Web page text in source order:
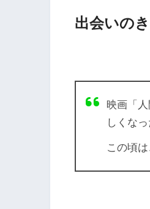
出会いの
映画「
しくなっ
この頃は